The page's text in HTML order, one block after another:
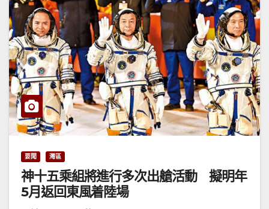
要聞 灣區
神十五乘組將進行多次出艙活動 擬明年
5月返回東風着陸場